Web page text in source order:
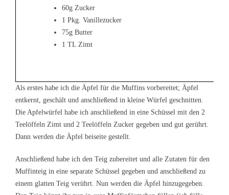
60g Zucker
1 Pkg. Vanillezucker
75g Butter
1 TL Zimt
Als erstes habe ich die Äpfel für die Muffins vorbereitet; Äpfel
entkernt, geschält und anschließend in kleine Würfel geschnitten.
Die Apfelwürfel habe ich anschließend in eine Schüssel mit den 2
Teelöffeln Zimt und 2 Teelöffeln Zucker gegeben und gut gerührt.
Dann werden die Äpfel beiseite gestellt.
Anschließend habe ich den Teig zubereitet und alle Zutaten für den
Muffinteig in eine separate Schüssel gegeben und anschließend zu
einem glatten Teig verührt. Nun werden die Äpfel hinzugegeben.